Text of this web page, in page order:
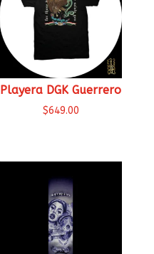
Playera DGK Guerrero
$649.00